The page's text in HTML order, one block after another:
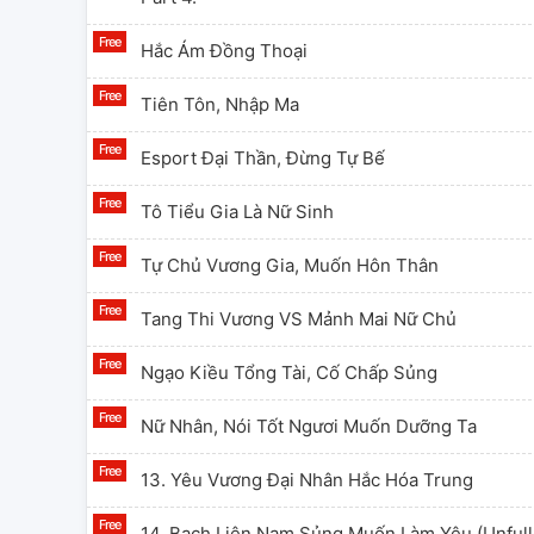
Hắc Ám Đồng Thoại
Tiên Tôn, Nhập Ma
Esport Đại Thần, Đừng Tự Bế
Tô Tiểu Gia Là Nữ Sinh
Tự Chủ Vương Gia, Muốn Hôn Thân
Tang Thi Vương VS Mảnh Mai Nữ Chủ
Ngạo Kiều Tổng Tài, Cố Chấp Sủng
Nữ Nhân, Nói Tốt Ngươi Muốn Dưỡng Ta
13. Yêu Vương Đại Nhân Hắc Hóa Trung